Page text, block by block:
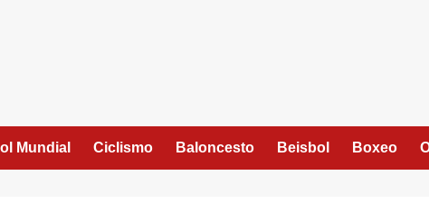
Mundial Ciclismo Baloncesto Beisbol Boxeo